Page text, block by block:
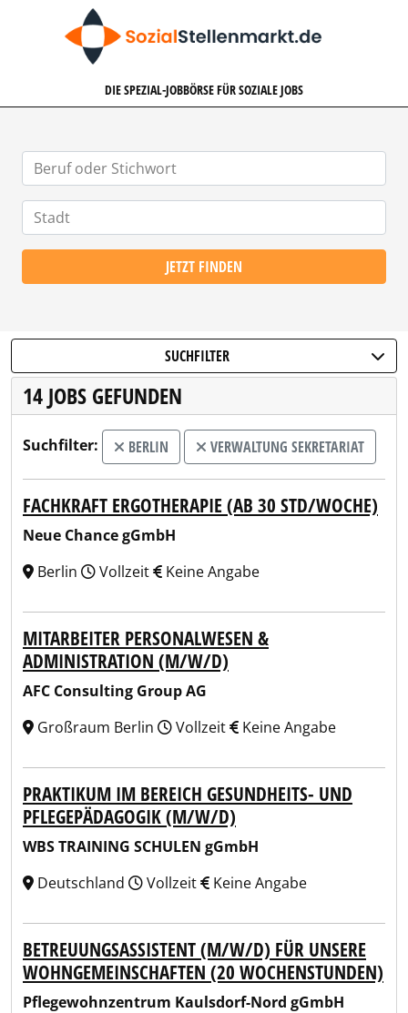
DIE SPEZIAL-JOBBÖRSE FÜR SOZIALE JOBS
JETZT FINDEN
SUCHFILTER
14 JOBS GEFUNDEN
Suchfilter: BERLIN VERWALTUNG SEKRETARIAT
FACHKRAFT ERGOTHERAPIE (AB 30 STD/WOCHE)
Neue Chance gGmbH
Berlin
Vollzeit Keine Angabe
MITARBEITER PERSONALWESEN &
ADMINISTRATION (M/W/D)
AFC Consulting Group AG
Großraum Berlin
Vollzeit Keine Angabe
PRAKTIKUM IM BEREICH GESUNDHEITS- UND
PFLEGEPÄDAGOGIK (M/W/D)
WBS TRAINING SCHULEN gGmbH
Deutschland
Vollzeit Keine Angabe
BETREUUNGSASSISTENT (M/W/D) FÜR UNSERE
WOHNGEMEINSCHAFTEN (20 WOCHENSTUNDEN)
Pflegewohnzentrum Kaulsdorf-Nord gGmbH